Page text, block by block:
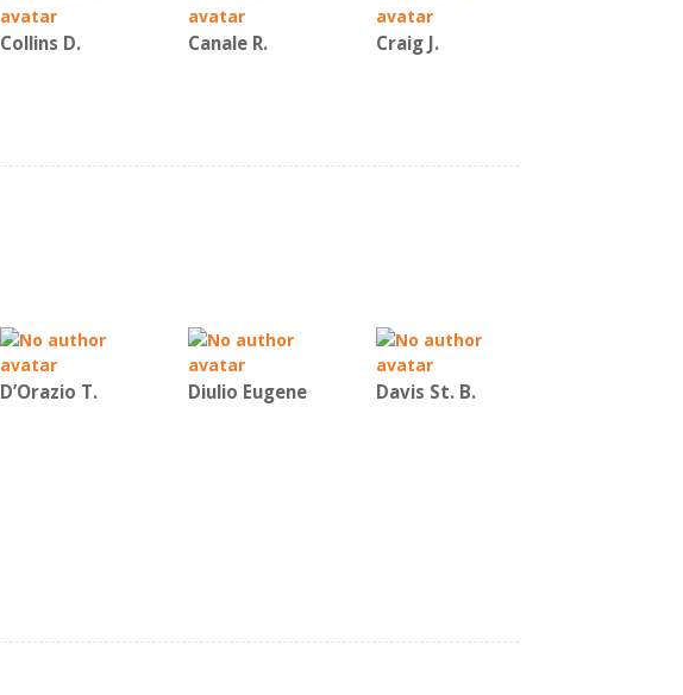
Collins D. Canale R. Craig J.
D’Orazio T. Diulio Eugene Davis St. B.